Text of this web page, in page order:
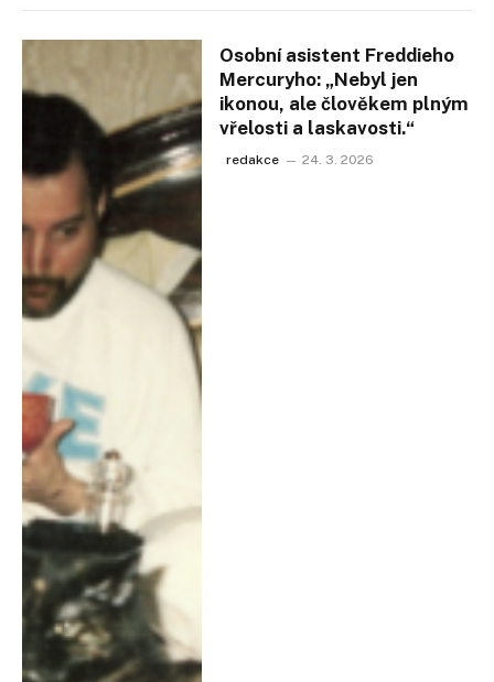
Osobní asistent Freddieho
Mercuryho: „Nebyl jen
ikonou, ale člověkem plným
vřelosti a laskavosti.“
redakce 24. 3. 2026